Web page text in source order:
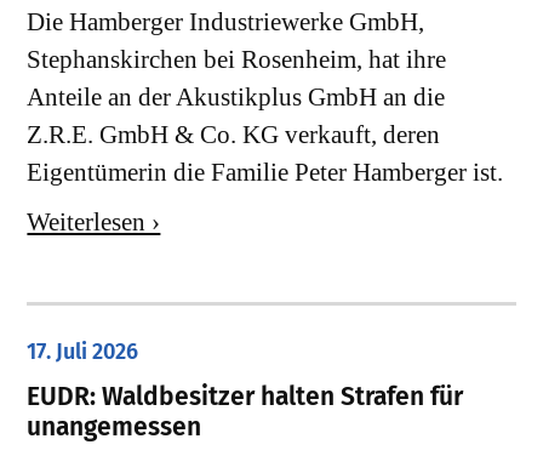
Die Hamberger Industriewerke GmbH,
Stephanskirchen bei Rosenheim, hat ihre
Anteile an der Akustikplus GmbH an die
Z.R.E. GmbH & Co. KG verkauft, deren
Eigentümerin die Familie Peter Hamberger ist.
Weiterlesen ›
17. Juli 2026
EUDR: Waldbesitzer halten Strafen für
unangemessen